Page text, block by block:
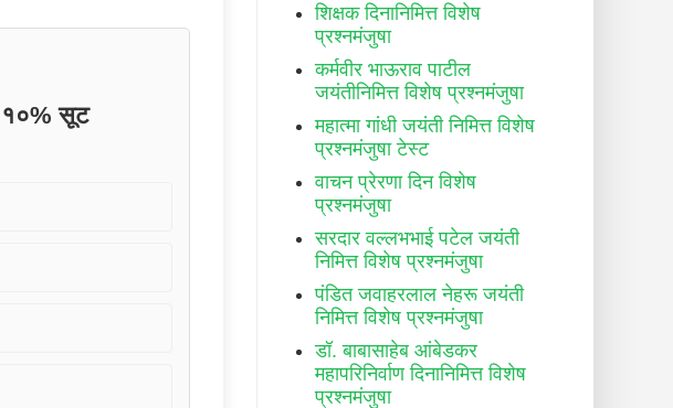
१०% सूट
शिक्षक दिनानिमित्त विशेष
प्रश्नमंजुषा
कर्मवीर भाऊराव पाटील
जयंतीनिमित्त विशेष प्रश्नमंजुषा
महात्मा गांधी जयंती निमित्त विशेष
प्रश्नमंजुषा टेस्ट
वाचन प्रेरणा दिन विशेष
प्रश्नमंजुषा
सरदार वल्लभभाई पटेल जयंती
निमित्त विशेष प्रश्नमंजुषा
पंडित जवाहरलाल नेहरू जयंती
निमित्त विशेष प्रश्नमंजुषा
डॉ. बाबासाहेब आंबेडकर
महापरिनिर्वाण दिनानिमित्त विशेष
प्रश्नमंजुषा